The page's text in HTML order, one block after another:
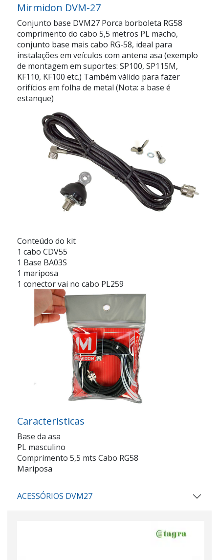
Mirmidon DVM-27
Conjunto base DVM27 Porca borboleta RG58
comprimento do cabo 5,5 metros PL macho,
conjunto base mais cabo RG-58, ideal para
instalações em veículos com antena asa (exemplo
de montagem em suportes: SP100, SP115M,
KF110, KF100 etc.) Também válido para fazer
orifícios em folha de metal (Nota: a base é
estanque)
Conteúdo do kit
1 cabo CDV55
1 Base BA03S
1 mariposa
1 conector vai no cabo PL259
Caracteristicas
Base da asa
PL masculino
Comprimento 5,5 mts Cabo RG58
Mariposa
ACESSÓRIOS DVM27